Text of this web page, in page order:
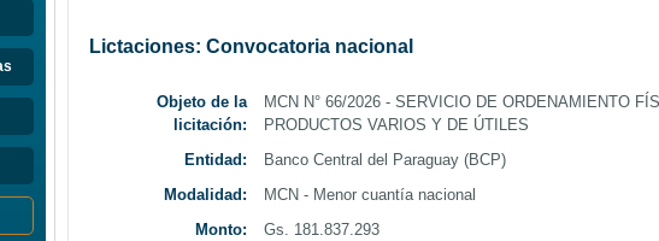
Lictaciones: Convocatoria nacional
Objeto de la
licitación:
MCN N° 66/2026 - SERVICIO DE ORDENAMIENTO
PRODUCTOS VARIOS Y DE ÚTILES
Entidad:
Banco Central del Paraguay (BCP)
Modalidad:
MCN - Menor cuantía nacional
Monto:
Gs. 181.837.293